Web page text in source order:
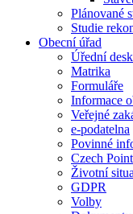
Plánované
Studie
Obecní úřad
Úřední
Matrika
Formuláře
Informace
Veřejné
e-podatelna
Povinné
Czech Point
Životní
GDPR
Volby